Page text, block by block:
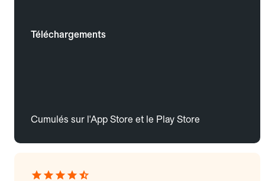
Téléchargements
Cumulés sur l'App Store et le Play Store